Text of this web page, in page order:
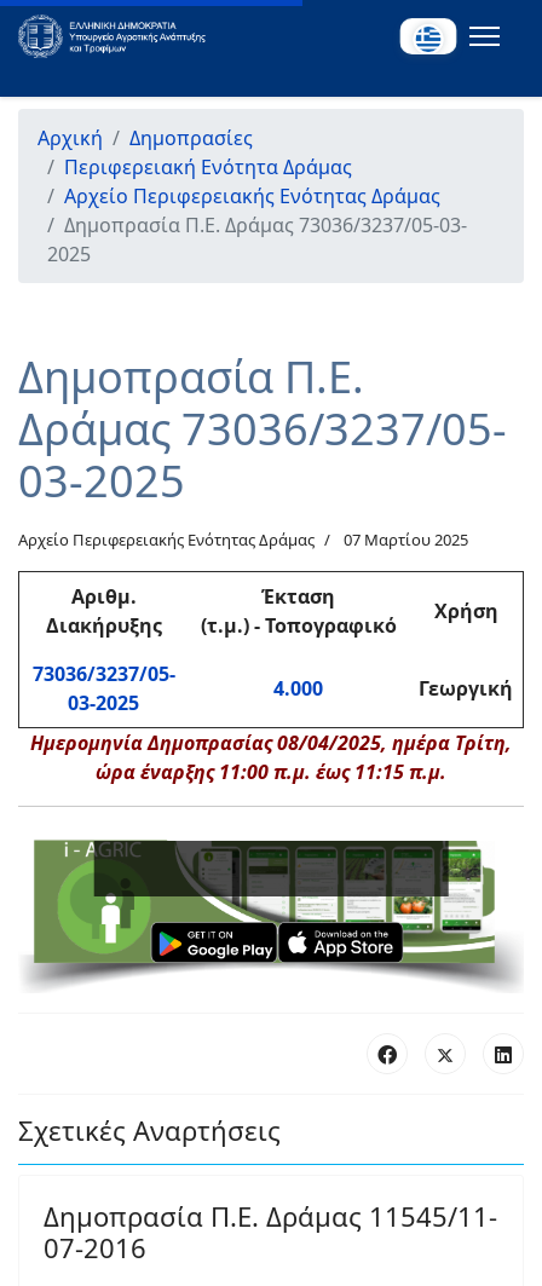
Αρχική
Δημοπρασίες
Περιφερειακή Ενότητα Δράμας
Αρχείο Περιφερειακής Ενότητας Δράμας
Δημοπρασία Π.Ε. Δράμας 73036/3237/05-03-
2025
Δημοπρασία Π.Ε.
Δράμας 73036/3237/05-
03-2025
Αρχείο Περιφερειακής Ενότητας Δράμας 07 Μαρτίου 2025
Αριθμ.
Διακήρυξης
Έκταση
(τ.μ.) - Τοπογραφικό
Χρήση
73036/3237/05-
03-2025
4.000 Γεωργική
Ημερομηνία Δημοπρασίας 08/04/2025, ημέρα Τρίτη,
ώρα έναρξης 11:00 π.μ. έως 11:15 π.μ.
Σχετικές Αναρτήσεις
Δημοπρασία Π.Ε. Δράμας 11545/11-
07-2016